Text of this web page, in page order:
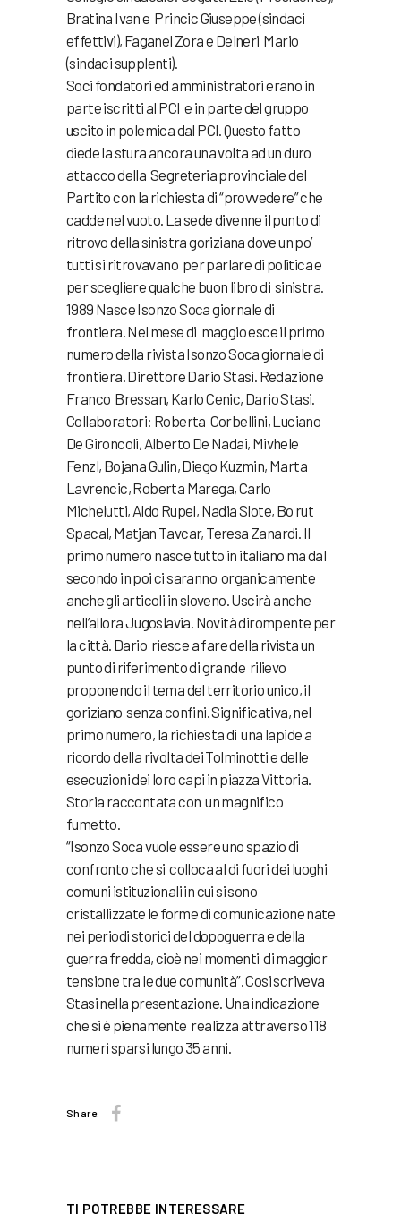
Bratina Ivan e Princic Giuseppe (sindaci
effettivi), Faganel Zora e Delneri Mario
(sindaci supplenti).
Soci fondatori ed amministratori erano in
parte iscritti al PCI e in parte del gruppo
uscito in polemica dal PCI. Questo fatto
diede la stura ancora una volta ad un duro
attacco della Segreteria provinciale del
Partito con la richiesta di “provvedere” che
cadde nel vuoto. La sede divenne il punto di
ritrovo della sinistra goriziana dove un po’
tutti si ritrovavano per parlare di politica e
per scegliere qualche buon libro di sinistra.
1989 Nasce Isonzo Soca giornale di
frontiera. Nel mese di maggio esce il primo
numero della rivista Isonzo Soca giornale di
frontiera. Direttore Dario Stasi. Redazione
Franco Bressan, Karlo Cenic, Dario Stasi.
Collaboratori: Roberta Corbellini, Luciano
De Gironcoli, Alberto De Nadai, Mivhele
Fenzl, Bojana Gulin, Diego Kuzmin, Marta
Lavrencic, Roberta Marega, Carlo
Michelutti, Aldo Rupel, Nadia Slote, Bo rut
Spacal, Matjan Tavcar, Teresa Zanardi. Il
primo numero nasce tutto in italiano ma dal
secondo in poi ci saranno organicamente
anche gli articoli in sloveno. Uscirà anche
nell’allora Jugoslavia. Novità dirompente per
la città. Dario riesce a fare della rivista un
punto di riferimento di grande rilievo
proponendo il tema del territorio unico, il
goriziano senza confini. Significativa, nel
primo numero, la richiesta di una lapide a
ricordo della rivolta dei Tolminotti e delle
esecuzioni dei loro capi in piazza Vittoria.
Storia raccontata con un magnifico
fumetto.
“Isonzo Soca vuole essere uno spazio di
confronto che si colloca al di fuori dei luoghi
comuni istituzionali in cui si sono
cristallizzate le forme di comunicazione nate
nei periodi storici del dopoguerra e della
guerra fredda, cioè nei momenti di maggior
tensione tra le due comunità”. Cosi scriveva
Stasi nella presentazione. Una indicazione
che si è pienamente realizza attraverso 118
numeri sparsi lungo 35 anni.
Share:
TI POTREBBE INTERESSARE